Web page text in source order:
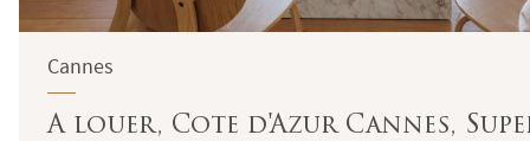
Cannes
A louer, Cote d'Azur Cannes,